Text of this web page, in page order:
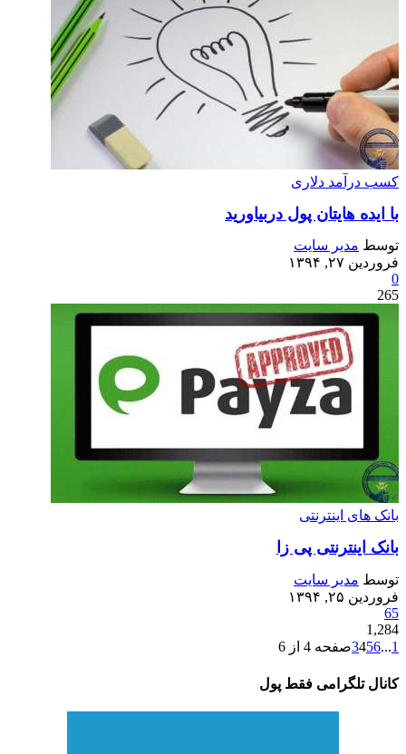
کسب درآمد دلاری
با ایده هایتان پول دربیاورید
توسط مدیر سایت
فروردین ۲۷, ۱۳۹۴
0
265
بانک های اینترنتی
بانک اینترنتی پی زا
توسط مدیر سایت
فروردین ۲۵, ۱۳۹۴
65
1,284
1
...
3456 صفحه 4 از 6
کانال تلگرامی فقط پول